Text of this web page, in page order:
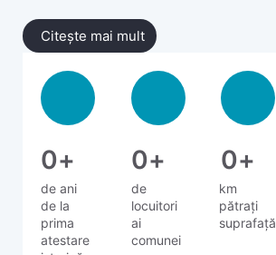
Citește mai mult
de ani
de la
prima
atestare
0+
de
locuitori
ai
comunei
0+
km
pătrați
suprafață
0+